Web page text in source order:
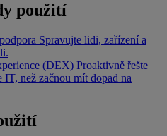
použití
Spravujte lidi, zařízení a
(DEX) Proaktivně řešte
než začnou mít dopad na